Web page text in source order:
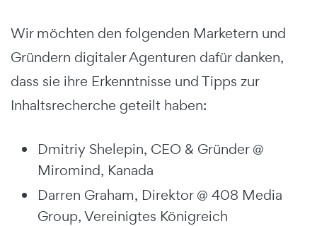
Wir möchten den folgenden Marketern und
Gründern digitaler Agenturen dafür danken,
dass sie ihre Erkenntnisse und Tipps zur
Inhaltsrecherche geteilt haben:
Dmitriy Shelepin, CEO & Gründer @
Miromind, Kanada
Darren Graham, Direktor @ 408 Media
Group, Vereinigtes Königreich